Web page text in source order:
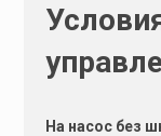
На насос без